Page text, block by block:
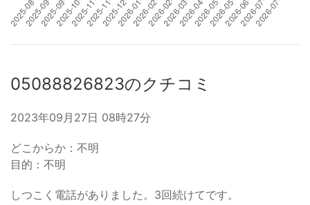
05088826823のクチコミ
2023年09月27日 08時27分
どこからか：不明
目的：不明
しつこく電話がありました。3回続けてです。